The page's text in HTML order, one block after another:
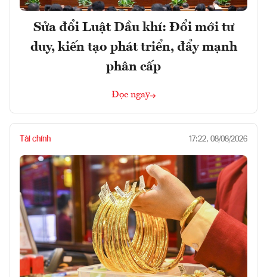
Sửa đổi Luật Dầu khí: Đổi mới tư
duy, kiến tạo phát triển, đẩy mạnh
phân cấp
Đọc ngay
Tài chính 17:22, 08/08/2026